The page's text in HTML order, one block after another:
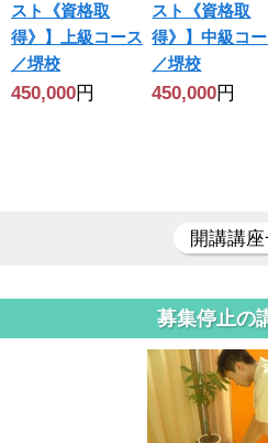
スト《資格取
得》】上級コース
／堺校
450,000円
スト《資格取
得》】中級コ
／堺校
450,000円
開講講
募集停止の